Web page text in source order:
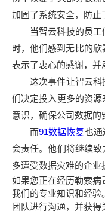
加固了系统安全，防止
当智云科技的员
时，他们感到无比的
表示了衷心的感谢，并
这次事件让智云
们决定投入更多的资
意识，确保公司数据的
而91数据恢复也通
会责任。他们将继续
多遭受数据灾难的企业
如果您正在经历勒索
我们的专业知识和经验
团队进行沟通，并获